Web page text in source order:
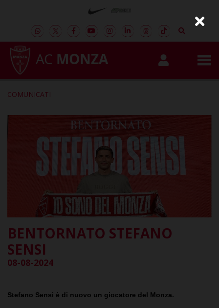
AC MONZA
COMUNICATI
BENTORNATO STEFANO
SENSI
08-08-2024
Stefano Sensi è di nuovo un giocatore del Monza.